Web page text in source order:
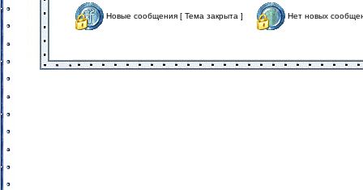
Новые сообщения [ Тема закрыта ] Нет новых